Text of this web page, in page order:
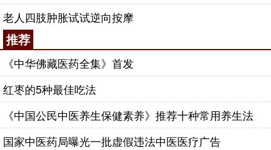
老人四肢肿胀试试逆向按摩
推荐
《中华佛藏医药全集》首发
红枣的5种最佳吃法
《中国公民中医养生保健素养》推荐十种常用养生法
国家中医药局曝光一批虚假违法中医医疗广告